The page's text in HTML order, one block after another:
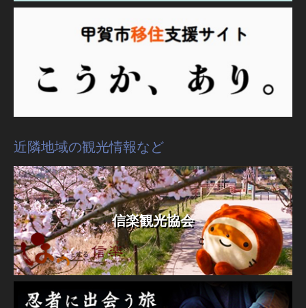
近隣地域の観光情報など
信楽観光協会